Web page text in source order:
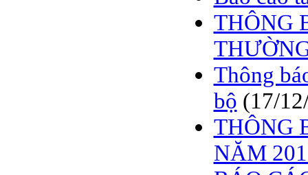
THÔNG
Thông
bộ (17/
THÔNG
NĂM